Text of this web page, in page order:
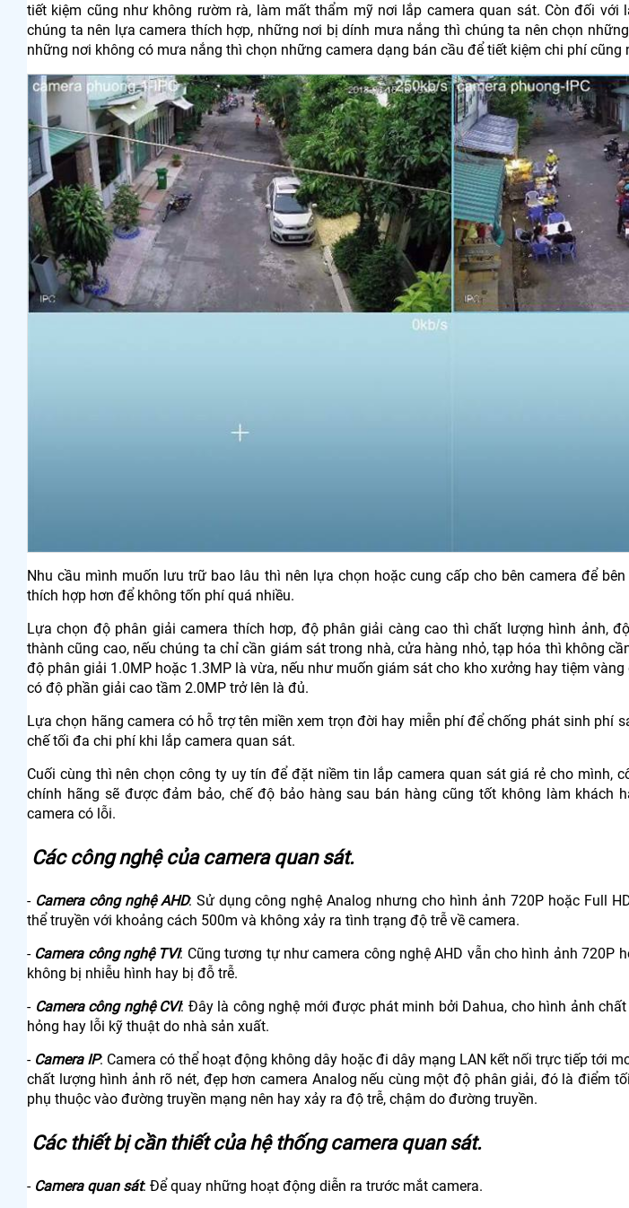
tiết kiệm cũng như không rườm rà, làm mất thẩm mỹ nơi lắp camera quan sát. Còn đối với
chúng ta nên lựa camera thích hợp, những nơi bị dính mưa nắng thì chúng ta nên chọn
những nơi không có mưa nắng thì chọn những camera dạng bán cầu để tiết kiệm chi phí
Nhu cầu mình muốn lưu trữ bao lâu thì nên lựa chọn hoặc cung cấp cho bên camera để
thích hợp hơn để không tốn phí quá nhiều.
Lựa chọn độ phân giải camera thích hơp, độ phân giải càng cao thì chất lượng hình ảnh,
thành cũng cao, nếu chúng ta chỉ cần giám sát trong nhà, cửa hàng nhỏ, tạp hóa thì không
độ phân giải 1.0MP hoặc 1.3MP là vừa, nếu như muốn giám sát cho kho xưởng hay tiệm
có độ phần giải cao tầm 2.0MP trở lên là đủ.
Lựa chọn hãng camera có hỗ trợ tên miền xem trọn đời hay miễn phí để chống phát sinh phí
chế tối đa chi phí khi lắp camera quan sát.
Cuối cùng thì nên chọn công ty uy tín để đặt niềm tin lắp camera quan sát giá rẻ cho mình,
chính hãng sẽ được đảm bảo, chế độ bảo hàng sau bán hàng cũng tốt không làm khách
camera có lỗi.
Các công nghệ của camera quan sát.
- Camera công nghệ AHD: Sử dụng công nghệ Analog nhưng cho hình ảnh 720P hoặc Full
thể truyền với khoảng cách 500m và không xảy ra tình trạng độ trễ về camera.
- Camera công nghệ TVI: Cũng tương tự như camera công nghệ AHD vẫn cho hình ảnh 720P
không bị nhiễu hình hay bị đỗ trễ.
- Camera công nghệ CVI: Đây là công nghệ mới được phát minh bởi Dahua, cho hình ảnh
hỏng hay lỗi kỹ thuật do nhà sản xuất.
- Camera IP: Camera có thể hoạt động không dây hoặc đi dây mạng LAN kết nối trực tiếp tới
chất lượng hình ảnh rõ nét, đẹp hơn camera Analog nếu cùng một độ phân giải, đó là điểm
phụ thuộc vào đường truyền mạng nên hay xảy ra độ trễ, chậm do đường truyền.
Các thiết bị cần thiết của hệ thống camera quan sát.
- Camera quan sát: Để quay những hoạt động diễn ra trước mắt camera.